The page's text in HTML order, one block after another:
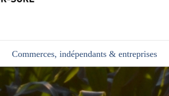
Commerces, indépendants & entreprises